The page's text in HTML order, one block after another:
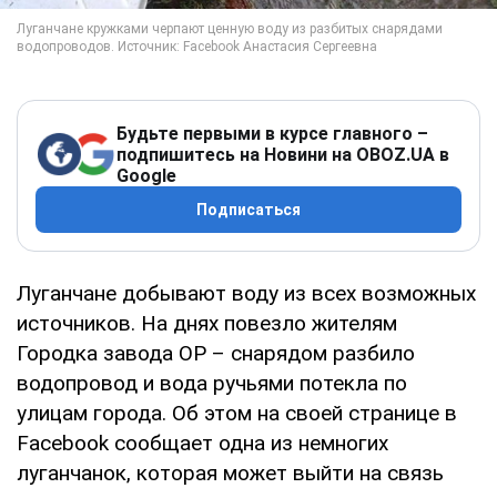
Будьте первыми в курсе главного –
подпишитесь на Новини на OBOZ.UA в
Google
Подписаться
Луганчане добывают воду из всех возможных
источников. На днях повезло жителям
Городка завода ОР – снарядом разбило
водопровод и вода ручьями потекла по
улицам города. Об этом на своей странице в
Facebook сообщает одна из немногих
луганчанок, которая может выйти на связь